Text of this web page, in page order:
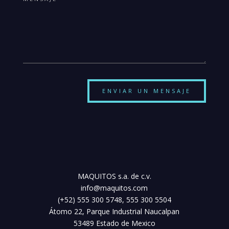
ENVIAR UN MENSAJE
MAQUITOS s.a. de c.v.
info@maquitos.com
(+52) 555 300 5748, 555 300 5504
Átomo 22, Parque Industrial Naucalpan
53489 Estado de Mexico